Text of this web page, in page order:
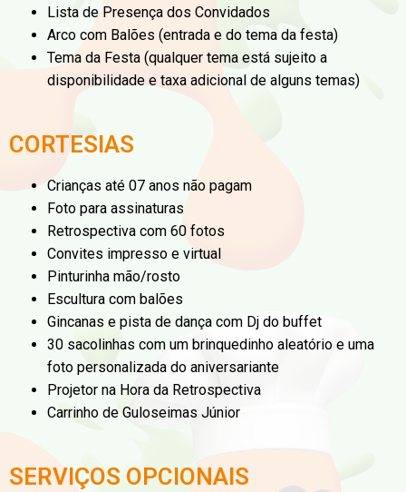
Lista de Presença dos Convidados
Arco com Balões (entrada e do tema da festa)
Tema da Festa (qualquer tema está sujeito a
disponibilidade e taxa adicional de alguns temas)
CORTESIAS
Crianças até 07 anos não pagam
Foto para assinaturas
Retrospectiva com 60 fotos
Convites impresso e virtual
Pinturinha mão/rosto
Escultura com balões
Gincanas e pista de dança com Dj do buffet
30 sacolinhas com um brinquedinho aleatório e uma
foto personalizada do aniversariante
Projetor na Hora da Retrospectiva
Carrinho de Guloseimas Júnior
SERVIÇOS OPCIONAIS